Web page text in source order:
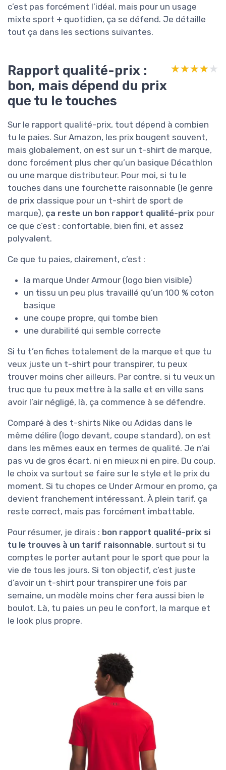
c’est pas forcément l’idéal, mais pour un usage
mixte sport + quotidien, ça se défend. Je détaille
tout ça dans les sections suivantes.
Rapport qualité-prix :
bon, mais dépend du prix
que tu le touches
★★★★★
★★★★★
Sur le rapport qualité-prix, tout dépend à combien
tu le paies. Sur Amazon, les prix bougent souvent,
mais globalement, on est sur un t-shirt de marque,
donc forcément plus cher qu’un basique Décathlon
ou une marque distributeur. Pour moi, si tu le
touches dans une fourchette raisonnable (le genre
de prix classique pour un t-shirt de sport de
marque), ça reste un bon rapport qualité-prix pour
ce que c’est : confortable, bien fini, et assez
polyvalent.
Ce que tu paies, clairement, c’est :
la marque Under Armour (logo bien visible)
un tissu un peu plus travaillé qu’un 100 % coton
basique
une coupe propre, qui tombe bien
une durabilité qui semble correcte
Si tu t’en fiches totalement de la marque et que tu
veux juste un t-shirt pour transpirer, tu peux
trouver moins cher ailleurs. Par contre, si tu veux un
truc que tu peux mettre à la salle et en ville sans
avoir l’air négligé, là, ça commence à se défendre.
Comparé à des t-shirts Nike ou Adidas dans le
même délire (logo devant, coupe standard), on est
dans les mêmes eaux en termes de qualité. Je n’ai
pas vu de gros écart, ni en mieux ni en pire. Du coup,
le choix va surtout se faire sur le style et le prix du
moment. Si tu chopes ce Under Armour en promo, ça
devient franchement intéressant. À plein tarif, ça
reste correct, mais pas forcément imbattable.
Pour résumer, je dirais : bon rapport qualité-prix si
tu le trouves à un tarif raisonnable, surtout si tu
comptes le porter autant pour le sport que pour la
vie de tous les jours. Si ton objectif, c’est juste
d’avoir un t-shirt pour transpirer une fois par
semaine, un modèle moins cher fera aussi bien le
boulot. Là, tu paies un peu le confort, la marque et
le look plus propre.